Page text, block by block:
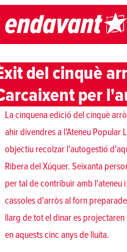
Skip to content
del cinquè
per
La cinquena edició del cinquè
ahir divendres a l'Ateneu Popular
objectiu recolzar l'autogestió
Ribera del Xúquer. Seixanta
per tal de contribuir amb l'ateneu
cassoles d'arròs al forn
llarg de tot el dinar es
en aquests cinc anys de lluita.